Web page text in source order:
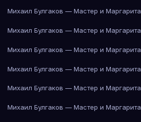
Михаил Булгаков — Мастер и Маргарита
Михаил Булгаков — Мастер и Маргарита
Михаил Булгаков — Мастер и Маргарита
Михаил Булгаков — Мастер и Маргарита
Михаил Булгаков — Мастер и Маргарита
Михаил Булгаков — Мастер и Маргарита